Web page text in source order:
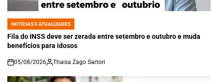
POSTED
IN
NOTÍCIAS E ATUALIZADES
Fila do INSS deve ser zerada entre setembro e outubro e muda
benefícios para idosos
on
05/08/2026 Thaisa Zago Sartori